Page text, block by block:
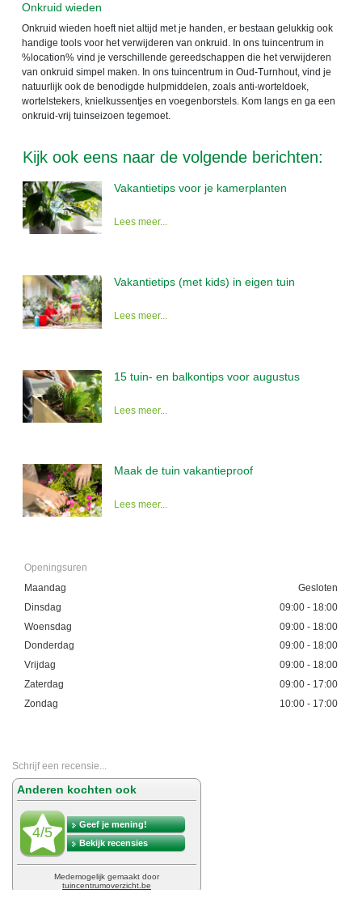
Onkruid wieden
Onkruid wieden hoeft niet altijd met je handen, er bestaan gelukkig ook
handige tools voor het verwijderen van onkruid. In ons tuincentrum in
%location% vind je verschillende gereedschappen die het verwijderen
van onkruid simpel maken. In ons tuincentrum in Oud-Turnhout, vind je
natuurlijk ook de benodigde hulpmiddelen, zoals anti-worteldoek,
wortelstekers, knielkussentjes en voegenborstels. Kom langs en ga een
onkruid-vrij tuinseizoen tegemoet.
Kijk ook eens naar de volgende berichten:
Vakantietips voor je kamerplanten
Lees meer...
Vakantietips (met kids) in eigen tuin
Lees meer...
15 tuin- en balkontips voor augustus
Lees meer...
Maak de tuin vakantieproof
Lees meer...
Openingsuren
Maandag
Gesloten
Dinsdag
09:00 - 18:00
Woensdag
09:00 - 18:00
Donderdag
09:00 - 18:00
Vrijdag
09:00 - 18:00
Zaterdag
09:00 - 17:00
Zondag
10:00 - 17:00
Schrijf een recensie...